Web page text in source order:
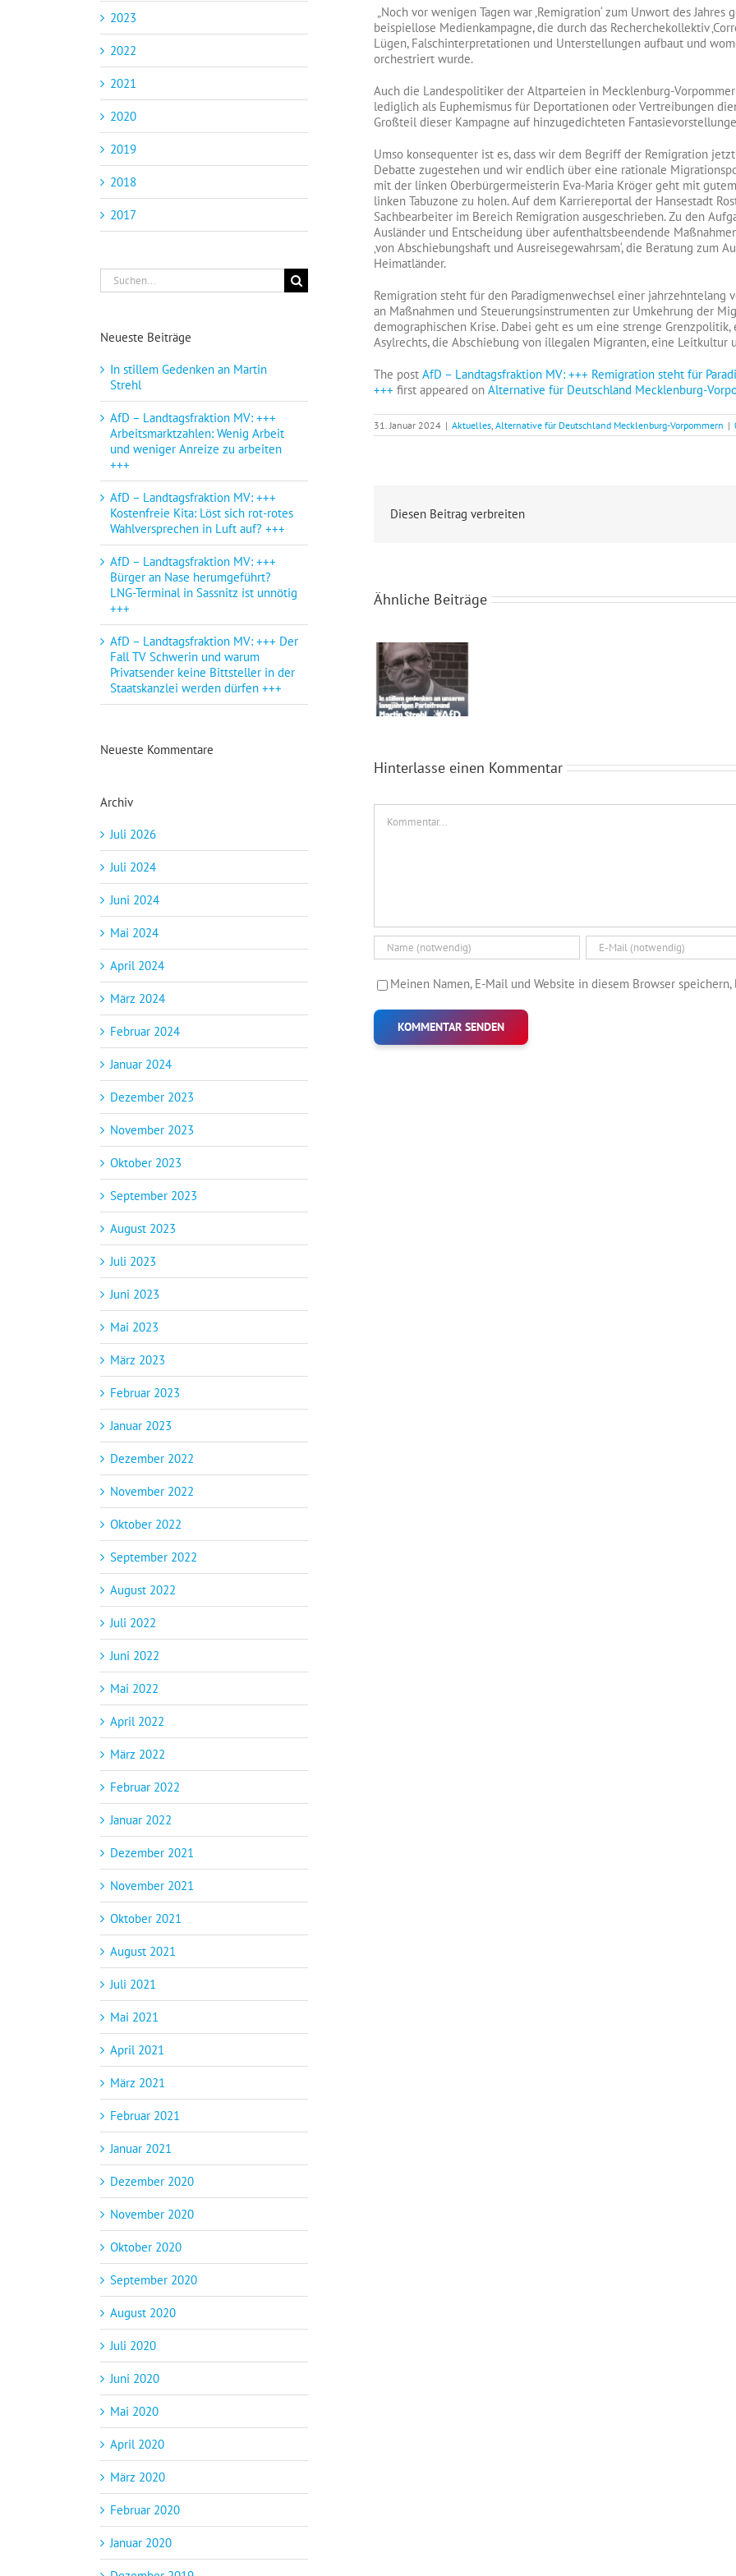
„Noch vor wenigen Tagen war ‚Remigration‘ zum Unwort des
beispiellose Medienkampagne, die durch das Recherchekollektiv
Lügen, Falschinterpretationen und Unterstellungen aufbaut und
orchestriert wurde.
Auch die Landespolitiker der Altparteien in Mecklenburg-
lediglich als Euphemismus für Deportationen oder Vertreibungen
Großteil dieser Kampagne auf hinzugedichteten
Umso konsequenter ist es, dass wir dem Begriff der Remigration
Debatte zugestehen und wir endlich über eine rationale
mit der linken Oberbürgermeisterin Eva-Maria Kröger geht mit
linken Tabuzone zu holen. Auf dem Karriereportal der Hansestadt
Sachbearbeiter im Bereich Remigration ausgeschrieben. Zu den
Ausländer und Entscheidung über aufenthaltsbeendende
‚von Abschiebungshaft und Ausreisegewahrsam‘, die Beratung zum
Heimatländer.
Remigration steht für den Paradigmenwechsel einer
an Maßnahmen und Steuerungsinstrumenten zur Umkehrung der
demographischen Krise. Dabei geht es um eine strenge
Asylrechts, die Abschiebung von illegalen Migranten, eine Leitkultur
The post AfD – Landtagsfraktion MV: +++ Remigration steht für
+++ first appeared on Alternative für Deutschland Mecklenburg-
31. Januar 2024 | Aktuelles Alternative für Deutschland Mecklenburg-Vorpommern |
Diesen Beitrag verbreiten
Ähnliche Beiträge
Hinterlasse einen Kommentar
Meinen Namen, E-Mail und Website in diesem Browser
2023
2022
2021
2020
2019
2018
2017
Suche
nach:
Neueste Beiträge
In stillem Gedenken an Martin
Strehl
AfD – Landtagsfraktion MV: +++
Arbeitsmarktzahlen: Wenig Arbeit
und weniger Anreize zu arbeiten
+++
AfD – Landtagsfraktion MV: +++
Kostenfreie Kita: Löst sich rot-rotes
Wahlversprechen in Luft auf? +++
AfD – Landtagsfraktion MV: +++
Bürger an Nase herumgeführt?
LNG-Terminal in Sassnitz ist unnötig
+++
AfD – Landtagsfraktion MV: +++ Der
Fall TV Schwerin und warum
Privatsender keine Bittsteller in der
Staatskanzlei werden dürfen +++
Neueste Kommentare
Archiv
Juli 2026
Juli 2024
Juni 2024
Mai 2024
April 2024
März 2024
Februar 2024
Januar 2024
Dezember 2023
November 2023
Oktober 2023
September 2023
August 2023
Juli 2023
Juni 2023
Mai 2023
März 2023
Februar 2023
Januar 2023
Dezember 2022
November 2022
Oktober 2022
September 2022
August 2022
Juli 2022
Juni 2022
Mai 2022
April 2022
März 2022
Februar 2022
Januar 2022
Dezember 2021
November 2021
Oktober 2021
August 2021
Juli 2021
Mai 2021
April 2021
März 2021
Februar 2021
Januar 2021
Dezember 2020
November 2020
Oktober 2020
September 2020
August 2020
Juli 2020
Juni 2020
Mai 2020
April 2020
März 2020
Februar 2020
Januar 2020